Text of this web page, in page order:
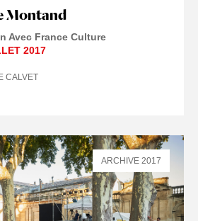
Montand
Avec France Culture
2017
CALVET
ARCHIVE 2017